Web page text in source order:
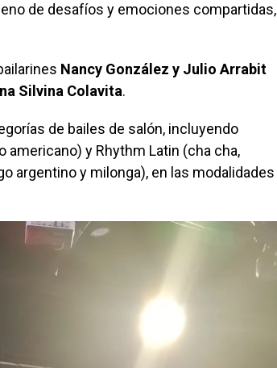
de desafíos y emociones compartidas,
Nancy González y Julio Arrabit
Silvina Colavita.
de bailes de salón, incluyendo
americano) y Rhythm Latin (cha cha,
argentino y milonga), en las modalidades